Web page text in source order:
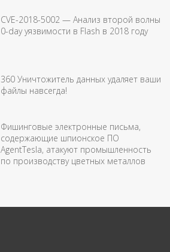
CVE-2018-5002 — Анализ второй волны
0-day уязвимости в Flash в 2018 году
360 Уничтожитель данных удаляет ваши
файлы навсегда!
Фишинговые электронные письма,
содержающие шпионское ПО
AgentTesla, атакуют промышленность
по производству цветных металлов